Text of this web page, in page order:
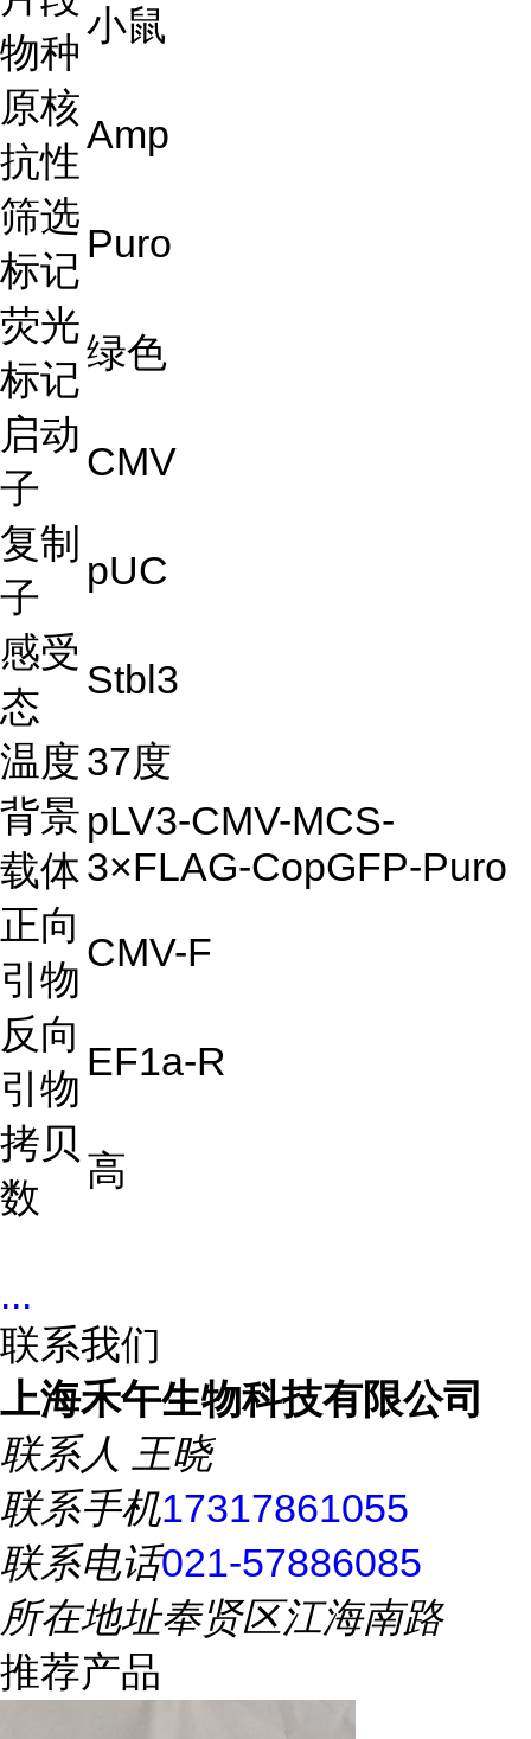
物种
小鼠
原核
抗性
Amp
筛选
标记
Puro
荧光
标记
绿色
启动
子
CMV
复制
子
pUC
感受
态
Stbl3
温度37度
背景
载体
pLV3-CMV-MCS-
3×FLAG-CopGFP-Puro
正向
引物
CMV-F
反向
引物
EF1a-R
拷贝
数
高
...
联系我们
上海禾午生物科技有限公司
联系人 王晓
联系手机17317861055
联系电话021-57886085
所在地址奉贤区江海南路
推荐产品